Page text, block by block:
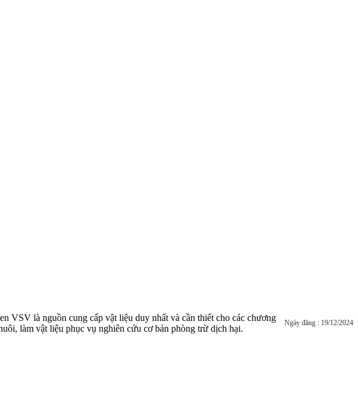
Ngày đăng : 19/12/2024
VSV là nguồn cung cấp vật liệu duy nhất và cần thiết cho các chương
làm vật liệu phục vụ nghiên cứu cơ bản phòng trừ dịch hại.